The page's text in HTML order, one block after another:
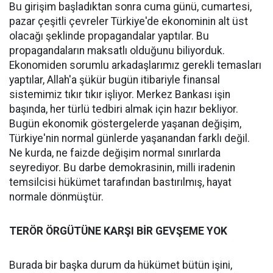
Bu girişim başladıktan sonra cuma günü, cumartesi,
pazar çeşitli çevreler Türkiye'de ekonominin alt üst
olacağı şeklinde propagandalar yaptılar. Bu
propagandaların maksatlı olduğunu biliyorduk.
Ekonomiden sorumlu arkadaşlarımız gerekli temasları
yaptılar, Allah'a şükür bugün itibariyle finansal
sistemimiz tıkır tıkır işliyor. Merkez Bankası işin
başında, her türlü tedbiri almak için hazır bekliyor.
Bugün ekonomik göstergelerde yaşanan değişim,
Türkiye'nin normal günlerde yaşanandan farklı değil.
Ne kurda, ne faizde değişim normal sınırlarda
seyrediyor. Bu darbe demokrasinin, milli iradenin
temsilcisi hükümet tarafından bastırılmış, hayat
normale dönmüştür.
TERÖR ÖRGÜTÜNE KARŞI BİR GEVŞEME YOK
Burada bir başka durum da hükümet bütün işini,